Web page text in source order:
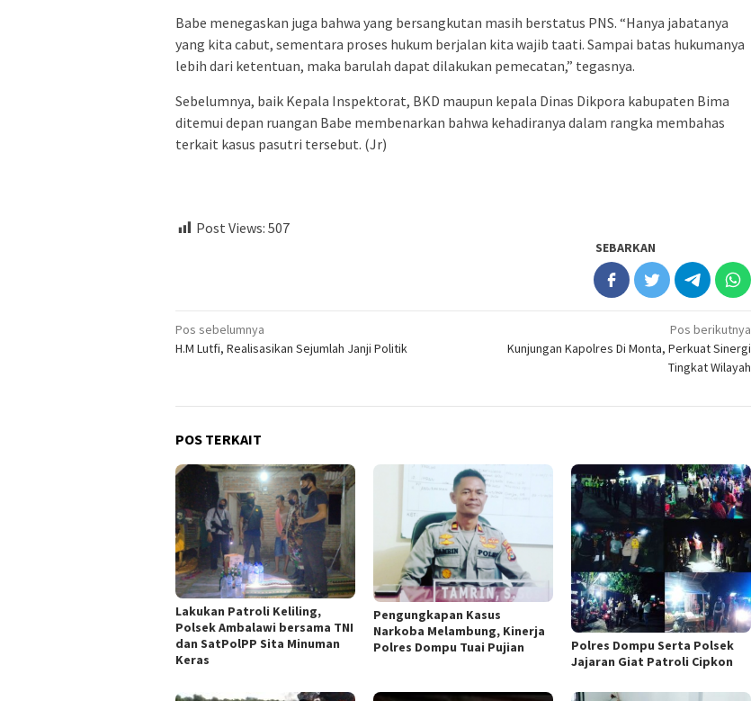
Babe menegaskan juga bahwa yang bersangkutan masih berstatus PNS. “Hanya jabatanya
yang kita cabut, sementara proses hukum berjalan kita wajib taati. Sampai batas hukumanya
lebih dari ketentuan, maka barulah dapat dilakukan pemecatan,” tegasnya.
Sebelumnya, baik Kepala Inspektorat, BKD maupun kepala Dinas Dikpora kabupaten Bima
ditemui depan ruangan Babe membenarkan bahwa kehadiranya dalam rangka membahas
terkait kasus pasutri tersebut. (Jr)
Post Views: 507
SEBARKAN
Navigasi
pos
Pos sebelumnya
H.M Lutfi, Realisasikan Sejumlah Janji Politik
Pos berikutnya
Kunjungan Kapolres Di Monta, Perkuat Sinergi
Tingkat Wilayah
POS TERKAIT
Lakukan Patroli Keliling,
Polsek Ambalawi bersama TNI
dan SatPolPP Sita Minuman
Keras
Pengungkapan Kasus
Narkoba Melambung, Kinerja
Polres Dompu Tuai Pujian
Polres Dompu Serta Polsek
Jajaran Giat Patroli Cipkon